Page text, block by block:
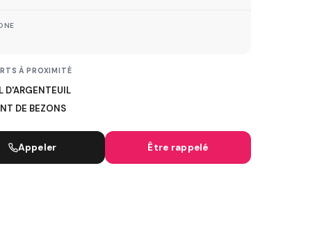
À PROXIMITÉ
D'ARGENTEUIL
DE BEZONS
Appeler Être rappelé